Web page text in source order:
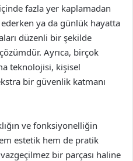
fazla yer kaplamadan
ya da günlük hayatta
düzenli bir şekilde
Ayrıca, birçok
teknolojisi, kişisel
bir güvenlik katmanı
ve fonksiyonelliğin
estetik hem de pratik
bir parçası haline